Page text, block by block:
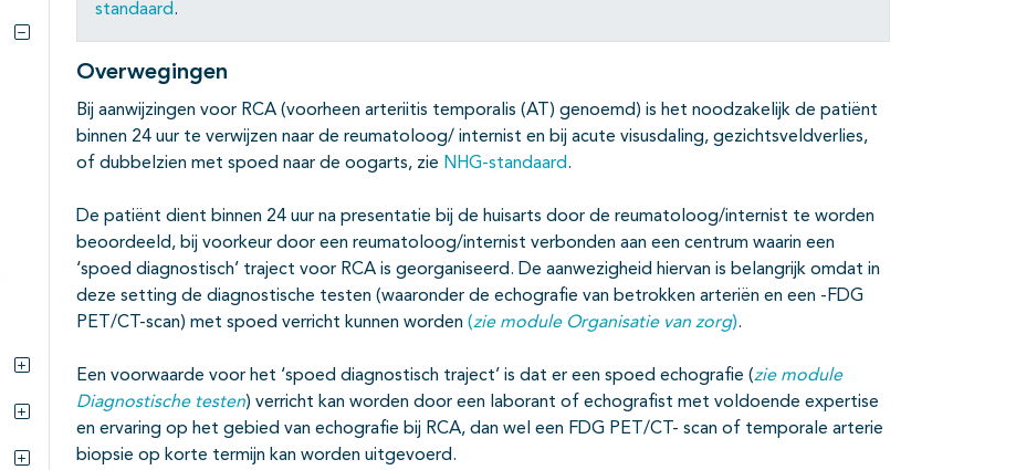
Subpagina's open- en dichtklappen
Subpagina's open- en dichtklappen
Subpagina's open- en dichtklappen
standaard.
Overwegingen
Bij aanwijzingen voor RCA (voorheen arteriitis temporalis (AT) genoemd) is het noodzakelijk de patiënt
binnen 24 uur te verwijzen naar de reumatoloog/ internist en bij acute visusdaling, gezichtsveldverlies,
of dubbelzien met spoed naar de oogarts, zie NHG-standaard.
De patiënt dient binnen 24 uur na presentatie bij de huisarts door de reumatoloog/internist te worden
beoordeeld, bij voorkeur door een reumatoloog/internist verbonden aan een centrum waarin een
‘spoed diagnostisch’ traject voor RCA is georganiseerd. De aanwezigheid hiervan is belangrijk omdat in
deze setting de diagnostische testen (waaronder de echografie van betrokken arteriën en een -FDG
PET/CT-scan) met spoed verricht kunnen worden (zie module Organisatie van zorg).
Een voorwaarde voor het ‘spoed diagnostisch traject’ is dat er een spoed echografie (zie module
Diagnostische testen) verricht kan worden door een laborant of echografist met voldoende expertise
en ervaring op het gebied van echografie bij RCA, dan wel een FDG PET/CT- scan of temporale arterie
biopsie op korte termijn kan worden uitgevoerd.